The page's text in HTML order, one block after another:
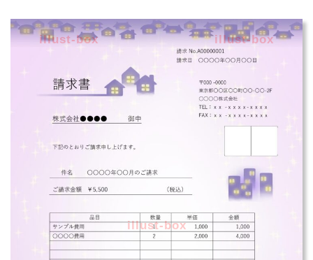
illust-box
illust-box illust-box